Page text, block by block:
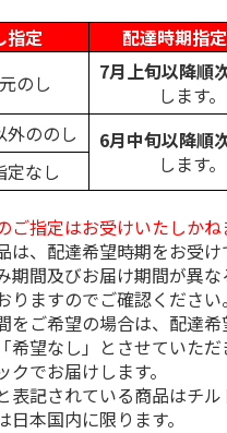
火入れ
量限定≫ショッ
ッグなし
5.0（1）
円
料・税込)
＜お中元＞越乃
純米大吟醸 特
3,500円
(送料・税込)
指定
配達時期指
のし
7月上旬以降順
します。
外ののし 6月中旬以降順
します。
定なし
ご指定はお受けいたしかね
、配達希望時期をお受け
期間及びお届け期間が異
りますのでご確認ください。
ご希望の場合は、配達
希望なし」とさせていただ
でお届けします。
記されている商品はチル
本国内に限ります。